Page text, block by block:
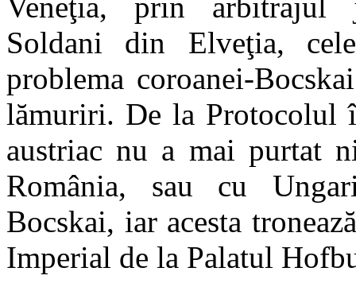
Soldani din Elveţia,
problema coroanei-
lămuriri. De la Protocolul
austriac nu a mai purtat
România, sau cu
Bocskai, iar acesta
Imperial de la Palatul